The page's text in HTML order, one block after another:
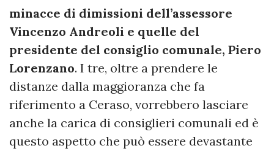
minacce di dimissioni dell’assessore
Vincenzo Andreoli e quelle del
presidente del consiglio comunale, Piero
Lorenzano. I tre, oltre a prendere le
distanze dalla maggioranza che fa
riferimento a Ceraso, vorrebbero lasciare
anche la carica di consiglieri comunali ed è
questo aspetto che può essere devastante